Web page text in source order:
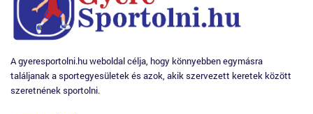
A gyeresportolni.hu weboldal célja, hogy könnyebben egymásra
találjanak a sportegyesületek és azok, akik szervezett keretek között
szeretnének sportolni.